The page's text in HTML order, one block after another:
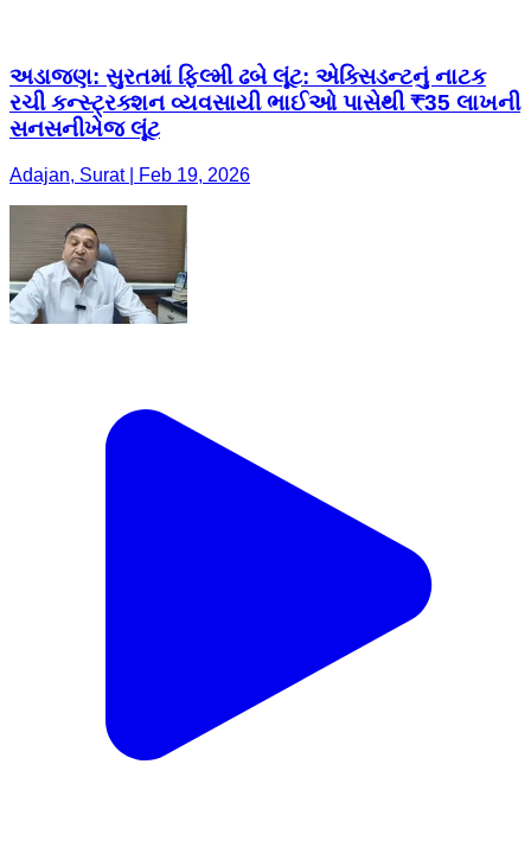
અડાજણ: ​સુરતમાં ફિલ્મી ઢબે લૂંટ: એક્સિડન્ટનું નાટક
રચી કન્સ્ટ્રક્શન વ્યવસાયી ભાઈઓ પાસેથી ₹35 લાખની
સનસનીખેજ લૂંટ
Adajan, Surat | Feb 19, 2026